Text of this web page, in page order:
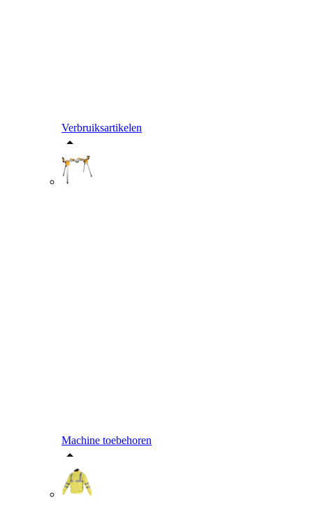
Verbruiksartikelen
Machine toebehoren